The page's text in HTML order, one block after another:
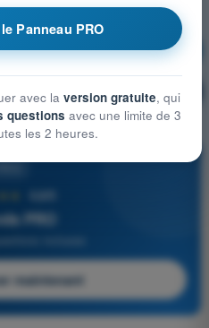
S'entraîner !
de la question
4,6/5
PRO
maintenant
Panneau PRO
avec la version gratuite, qui
questions avec une limite de 3
les 2 heures.